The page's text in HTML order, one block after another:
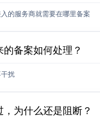
的服务商就需要在哪里备案
备案如何处理？
扰
为什么还是阻断？